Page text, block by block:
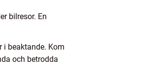
bilresor. En
i beaktande. Kom
och betrodda